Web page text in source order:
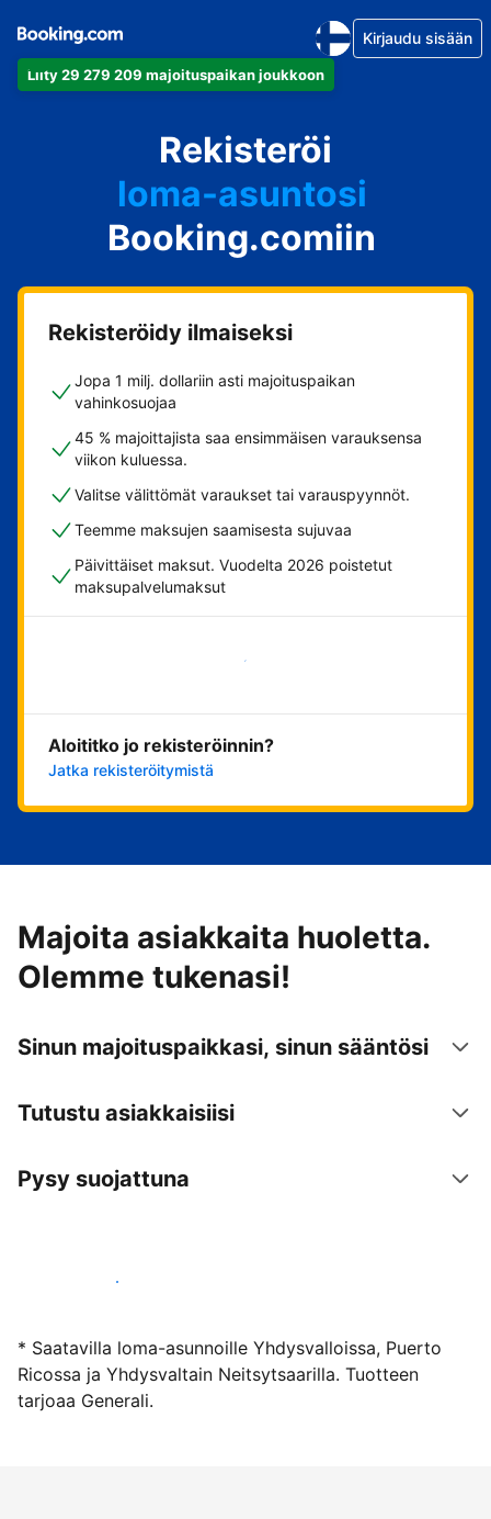
Liity 29 279 209 majoituspaikan joukkoon
Kirjaudu sisään
Rekisteröi
huoneistosi
hotellisi
loma-asuntosi
guesthousesi
bed & breakfastisi
Booking.comiin
Rekisteröidy ilmaiseksi
Jopa 1 milj. dollariin asti majoituspaikan
vahinkosuojaa
45 % majoittajista saa ensimmäisen varauksensa
viikon kuluessa.
Valitse välittömät varaukset tai varauspyynnöt.
Teemme maksujen saamisesta sujuvaa
Päivittäiset maksut. Vuodelta 2026 poistetut
maksupalvelumaksut
Aloita nyt
Aloititko jo rekisteröinnin?
Jatka rekisteröitymistä
Majoita asiakkaita huoletta.
Olemme tukenasi!
Sinun majoituspaikkasi, sinun sääntösi
Tutustu asiakkaisiisi
Pysy suojattuna
Ryhdy majoittajaksi
* Saatavilla loma-asunnoille Yhdysvalloissa, Puerto
Ricossa ja Yhdysvaltain Neitsytsaarilla. Tuotteen
tarjoaa Generali.